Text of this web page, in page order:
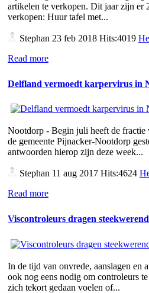
artikelen te verkopen. Dit jaar zijn er
verkopen: Huur tafel met...
Stephan 23 feb 2018 Hits:4019
Read more
Delfland vermoedt karpervirus in
Nootdorp - Begin juli heeft de fractie
de gemeente Pijnacker-Nootdorp
antwoorden hierop zijn deze week...
Stephan 11 aug 2017 Hits:4624
Read more
Viscontroleurs dragen
In de tijd van onvrede, aanslagen en
ook nog eens nodig om controleurs
zich tekort gedaan voelen of...